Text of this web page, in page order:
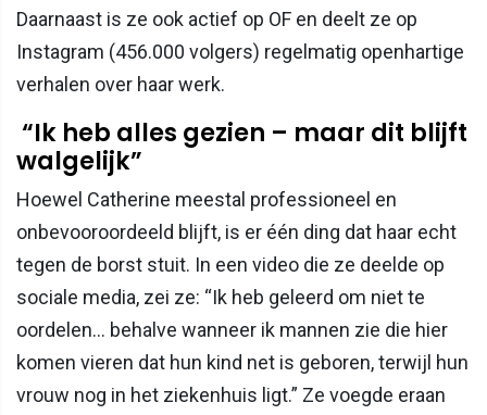
Daarnaast is ze ook actief op OF en deelt ze op
Instagram (456.000 volgers) regelmatig openhartige
verhalen over haar werk.
“Ik heb alles gezien – maar dit blijft
walgelijk”
Hoewel Catherine meestal professioneel en
onbevooroordeeld blijft, is er één ding dat haar echt
tegen de borst stuit. In een video die ze deelde op
sociale media, zei ze: “Ik heb geleerd om niet te
oordelen… behalve wanneer ik mannen zie die hier
komen vieren dat hun kind net is geboren, terwijl hun
vrouw nog in het ziekenhuis ligt.” Ze voegde eraan